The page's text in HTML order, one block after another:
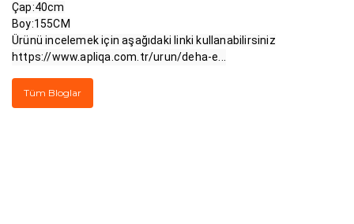
Çap:40cm
Boy:155CM
Ürünü incelemek için aşağıdaki linki kullanabilirsiniz
https://www.apliqa.com.tr/urun/deha-e...
Tüm Bloglar